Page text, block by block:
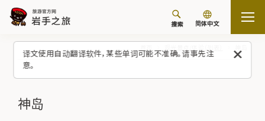
译文使用自动翻译软件，某些单词可能不准确。请事先注
意。
搜索 简体中文
神岛